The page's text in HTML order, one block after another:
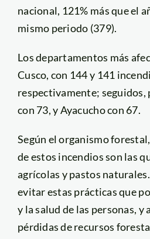
nacional, 121% más que el
mismo periodo (379).
Los departamentos más
Cusco, con 144 y 141
respectivamente; seguidos,
con 73, y Ayacucho con 67.
Según el organismo
de estos incendios son las
agrícolas y pastos
evitar estas prácticas que
y la salud de las personas, y
pérdidas de recursos